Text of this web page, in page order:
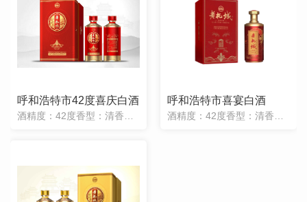
呼和浩特市42度喜庆白酒
酒精度：42度香型：清香型净含量：500ml售价：138元/瓶
呼和浩特市喜宴白酒
酒精度：42度香型：清香型净含量：500ml